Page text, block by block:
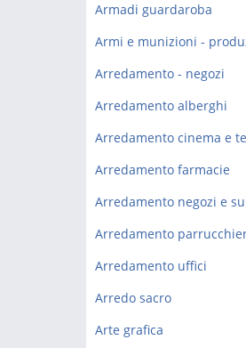
Armadi guardaroba
Armi e munizioni -
Arredamento - negozi
Arredamento alberghi
Arredamento cinema e
Arredamento farmacie
Arredamento negozi e
Arredamento
Arredamento uffici
Arredo sacro
Arte grafica